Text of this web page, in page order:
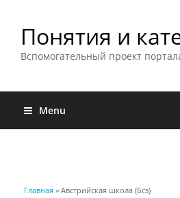
Понятия и
Вспомогательный проект
Menu
Вы здесь
Главная » Австрийская школа (Бсэ)